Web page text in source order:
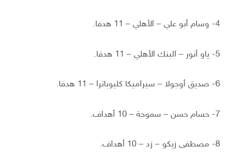
4- وسام أبو علي – الأهلي – 11 هدفا.
5- ياو أنور – البنك الأهلي – 11 هدفا.
6- صديق أوجولا – سيراميكا كليوباترا – 11 هدفا.
7- حسام حسن – سموحة – 10 أهداف.
8- مصطفى زيكو – زد – 10 أهداف.